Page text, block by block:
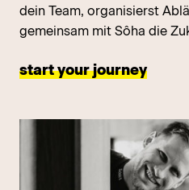
dein Team, organisierst
gemeinsam mit Sôha die
start your journey